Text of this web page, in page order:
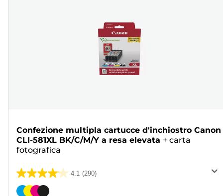
Confezione multipla cartucce d'inchiostro Canon
CLI-581XL BK/C/M/Y a resa elevata + carta
fotografica
4.1 (290)
4.1
su
Cartuccia